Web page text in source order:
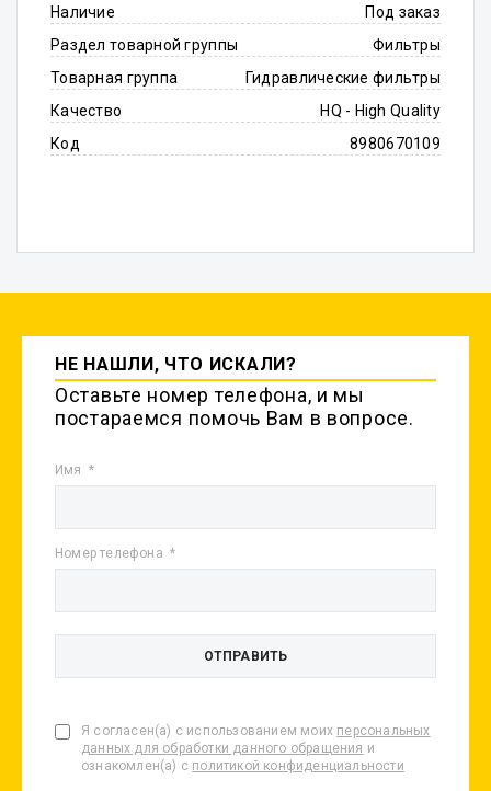
Наличие
Под заказ
Раздел товарной группы
Фильтры
Товарная группа
Гидравлические фильтры
Качество
HQ - High Quality
Код
8980670109
НЕ НАШЛИ, ЧТО ИСКАЛИ?
Оставьте номер телефона, и мы
постараемся помочь Вам в вопросе.
Имя
Номер телефона
Я согласен(а) с использованием моих персональных
данных для обработки данного обращения и
ознакомлен(а) с политикой конфиденциальности